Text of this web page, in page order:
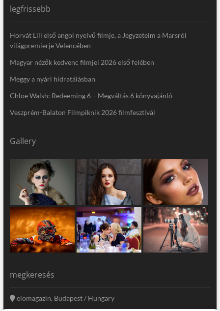
legfrissebb
Horvát Lili első angol nyelvű filmje, a Jegyzeteim a Marsról
világpremierje Velencében
Magyar nézők kedvenc filmjei 2026 első felében
Meggy a nyári hidratálásban
Chloe Walsh: Redeeming 6 – Megváltás 6 könyvajánló
Veszprém-Balaton Filmpiknik 2026 filmfesztivál
Gallery
megkeresés
elomagazin, Budapest / Hungary